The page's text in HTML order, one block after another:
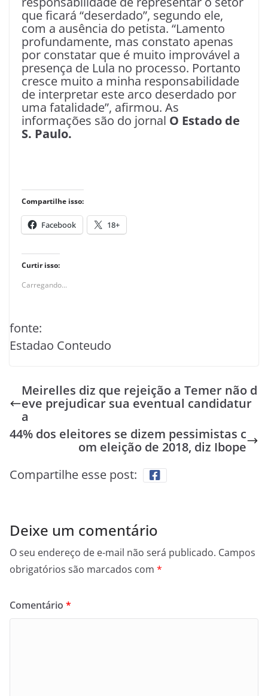
que ficará “deserdado”, segundo ele,
com a ausência do petista. “Lamento
profundamente, mas constato apenas
por constatar que é muito improvável a
presença de Lula no processo. Portanto
cresce muito a minha responsabilidade
de interpretar este arco deserdado por
uma fatalidade”, afirmou. As
informações são do jornal O Estado de
S. Paulo.
Compartilhe isso:
Facebook 18+
Curtir isso:
Carregando...
fonte:
Estadao Conteudo
Meirelles diz que rejeição a Temer não d
eve prejudicar sua eventual candidatur
a
44% dos eleitores se dizem pessimistas c
om eleição de 2018, diz Ibope
Compartilhe esse post:
Deixe um comentário
O seu endereço de e-mail não será publicado. Campos
obrigatórios são marcados com *
Comentário *